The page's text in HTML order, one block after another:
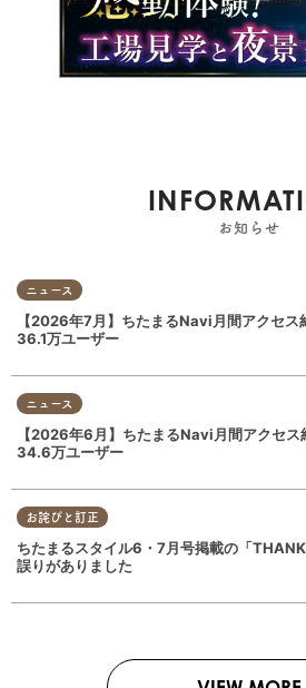
お知らせ
ニュース
【2026年7月】ちたまるNavi月間アクセ
36.1万ユーザー
ニュース
【2026年6月】ちたまるNavi月間アクセ
34.6万ユーザー
お詫びと訂正
ちたまるスタイル6・7月号掲載の「
誤りがありました